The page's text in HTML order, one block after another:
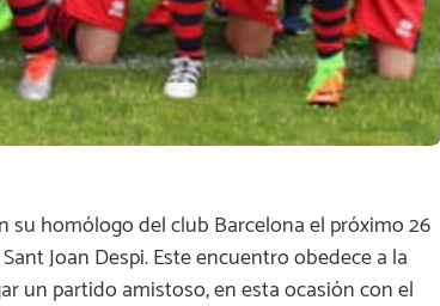
su homólogo del club Barcelona el próximo 26
Joan Despi. Este encuentro obedece a la
un partido amistoso, en esta ocasión con el